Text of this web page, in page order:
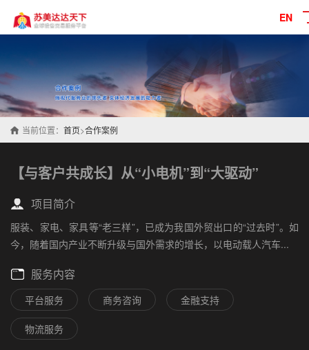
EN
当前位置： 首页>合作案例
【与客户共成长】从“小电机”到“大驱动”
项目简介
服装、家电、家具等“老三样”，已成为我国外贸出口的“过去时”。如
今，随着国内产业不断升级与国外需求的增长，以电动载人汽车...
服务内容
平台服务 商务咨询 金融支持
物流服务